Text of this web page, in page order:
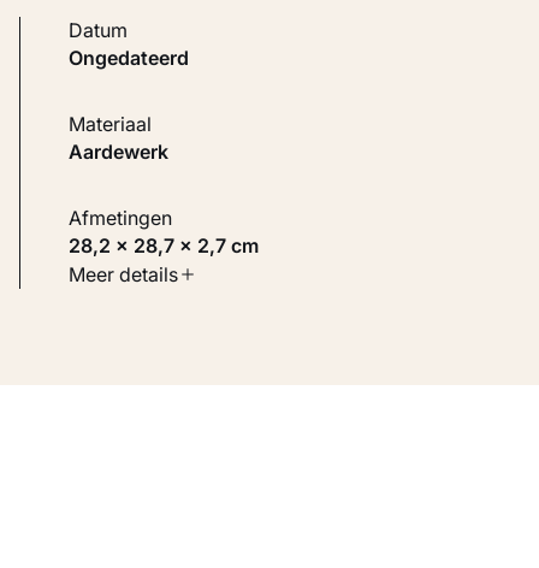
Datum
ongedateerd
Materiaal
Aardewerk
Afmetingen
28,2 × 28,7 × 2,7 cm
Soort werk
Meer details